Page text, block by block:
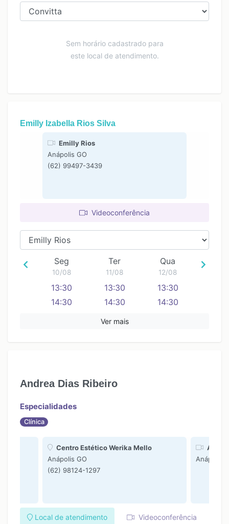
Sem horário cadastrado para
este local de atendimento.
Emilly Izabella Rios Silva
Emilly Rios
Anápolis GO
(62) 99497-3439
Videoconferência
Seg
10/08
13:30
14:30
20:30
21:30
Ter
11/08
13:30
14:30
15:30
Qua
12/08
13:30
14:30
Ver mais
Andrea Dias Ribeiro
Especialidades
Clínica
Centro Estético Werika Mello
Anápolis GO
(62) 98124-1297
Anápolis
Local de atendimento Videoconferência